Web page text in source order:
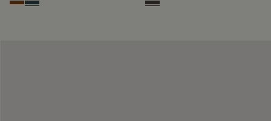
Cacao Intenso
Mysterious Grey Grey